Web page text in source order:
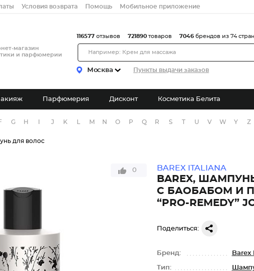
Условия возврата Помощь Мобильное приложение
магазин
и парфюмерии
Москва Пункты выдачи заказов
116577 отзывов 721890 товаров 7046 брендов из 74 стран
Парфюмерия Дисконт Косметика Белита
G H J K M N O P Q R S T U V W Y Z
для волос
0 BAREX ITALIANA
BAREX,
С БАОБАБОМ И
“PRO-REMEDY”
Поделиться:
Бренд: Barex
Тип: